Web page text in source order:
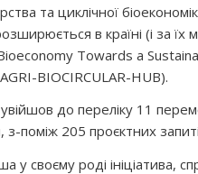
та циклічної
в країні (і за
Towards a
BIOCIRCULAR-HUB).
до переліку 11
поміж 205 проєктних
у своєму роді ініціатива,